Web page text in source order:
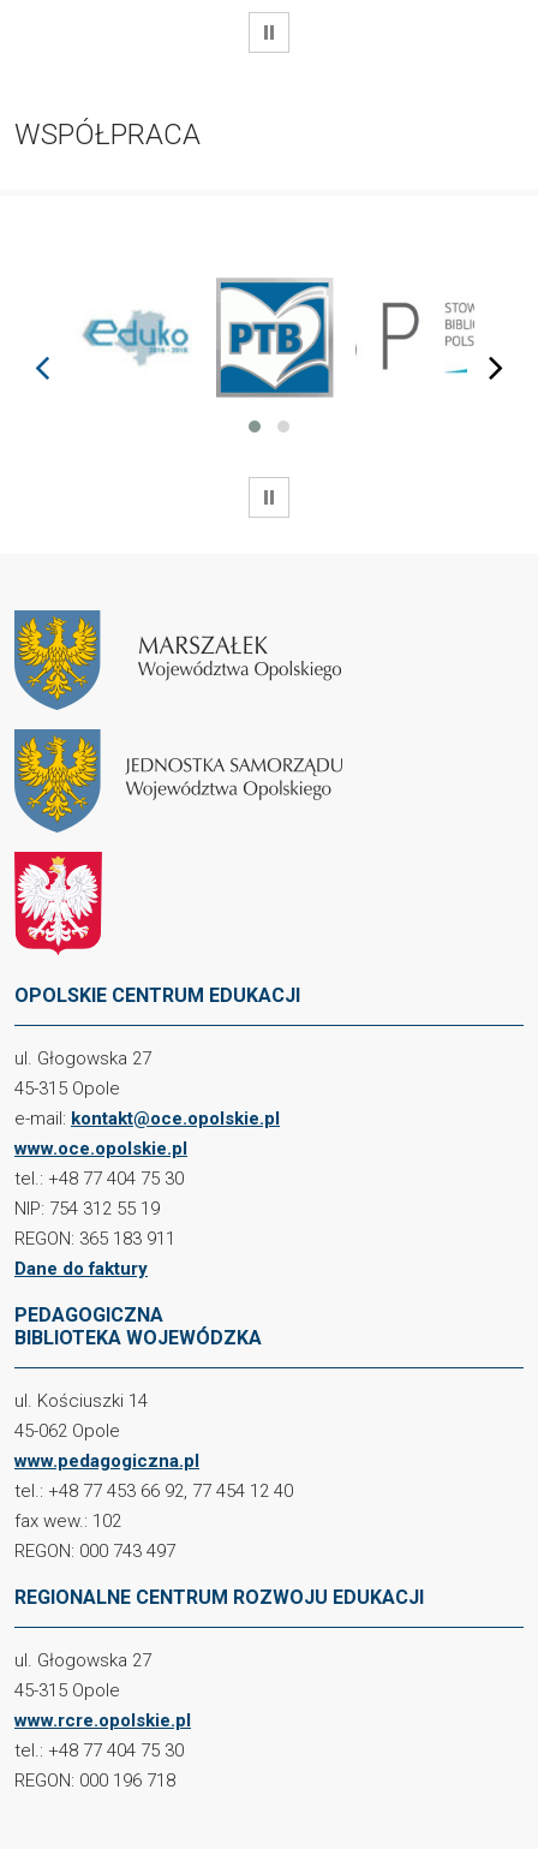
WSTRZYMAJ
WSPÓŁPRACA
prev next
WSTRZYMAJ
OPOLSKIE CENTRUM EDUKACJI
ul. Głogowska 27
45-315 Opole
e-mail: kontakt@oce.opolskie.pl
www.oce.opolskie.pl
tel.: +48 77 404 75 30
NIP: 754 312 55 19
REGON: 365 183 911
Dane do faktury
PEDAGOGICZNA
BIBLIOTEKA WOJEWÓDZKA
ul. Kościuszki 14
45-062 Opole
www.pedagogiczna.pl
tel.: +48 77 453 66 92, 77 454 12 40
fax wew.: 102
REGON: 000 743 497
REGIONALNE CENTRUM ROZWOJU EDUKACJI
ul. Głogowska 27
45-315 Opole
www.rcre.opolskie.pl
tel.: +48 77 404 75 30
REGON: 000 196 718